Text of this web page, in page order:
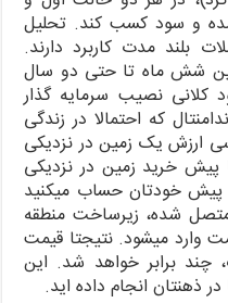
شده و سود کسب کند. تحلیل
بلند مدت کاربرد دارند.
شش ماه تا حتی دو سال
کلانی نصیب سرمایه گذار
که احتمالا در زندگی
ارزش یک زمین در نزدیکی
خرید زمین در نزدیکی
پیش خودتان حساب میکنید
شده، زیرساخت منطقه
وارد میشود. نتیجتا قیمت
چند برابر خواهد شد. این
ذهنتان انجام داده اید.